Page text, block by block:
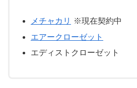
メチャカリ
※現在契約中
エアークローゼット
エディストクローゼット